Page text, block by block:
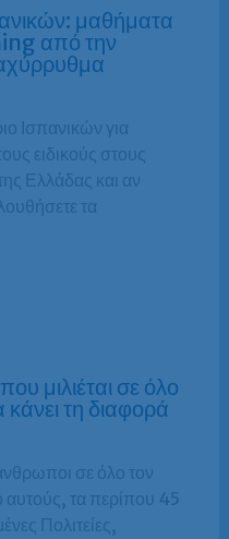
μαθήματα
από την
Ισπανικών για
ειδικούς στους
Ελλάδας και αν
τα
μιλιέται σε όλο
τη διαφορά
σε όλο τον
αυτούς, τα περίπου 45
Πολιτείες,